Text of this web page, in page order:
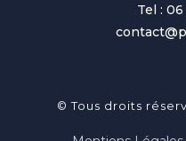
Tel :
© Tous droits